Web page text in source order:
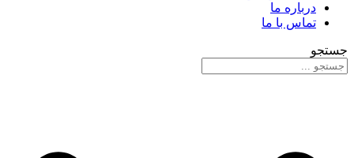
درباره ما
تماس با ما
جستجو